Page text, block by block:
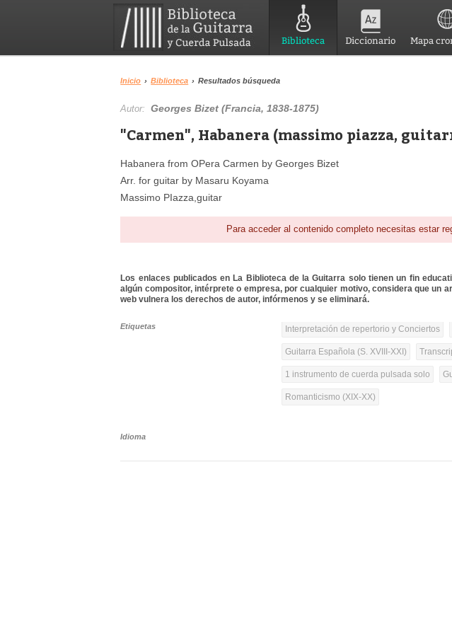
Biblioteca Diccionario Mapa
Inicio › Biblioteca › Resultados búsqueda
Autor:Georges Bizet (Francia, 1838-1875)
"Carmen", Habanera (massimo piazza,
Habanera from OPera Carmen by Georges Bizet
Arr. for guitar by Masaru Koyama
Massimo PIazza,guitar
Para acceder al contenido completo necesitas estar
Los enlaces publicados en La Biblioteca de la Guitarra solo tienen un fin
algún compositor, intérprete o empresa, por cualquier motivo, considera que un
web vulnera los derechos de autor, infórmenos y se eliminará.
Etiquetas Interpretación de repertorio y Conciertos
Guitarra Española (S. XVIII-XXI)
1 instrumento de cuerda pulsada solo
Romanticismo (XIX-XX)
Idioma